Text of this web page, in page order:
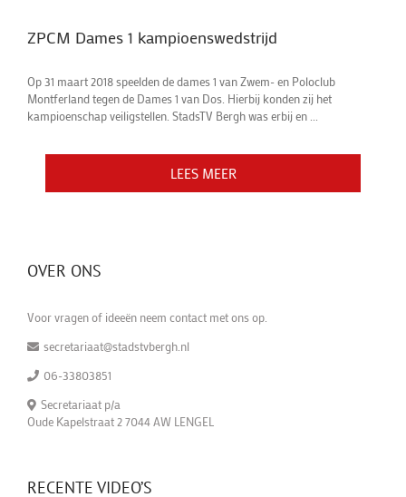
ZPCM Dames 1 kampioenswedstrijd
Op 31 maart 2018 speelden de dames 1 van Zwem- en Poloclub
Montferland tegen de Dames 1 van Dos. Hierbij konden zij het
kampioenschap veiligstellen. StadsTV Bergh was erbij en ...
LEES MEER
OVER ONS
Voor vragen of ideeën neem contact met ons op.
secretariaat@stadstvbergh.nl
06-33803851
Secretariaat p/a
Oude Kapelstraat 2 7044 AW LENGEL
RECENTE VIDEO’S